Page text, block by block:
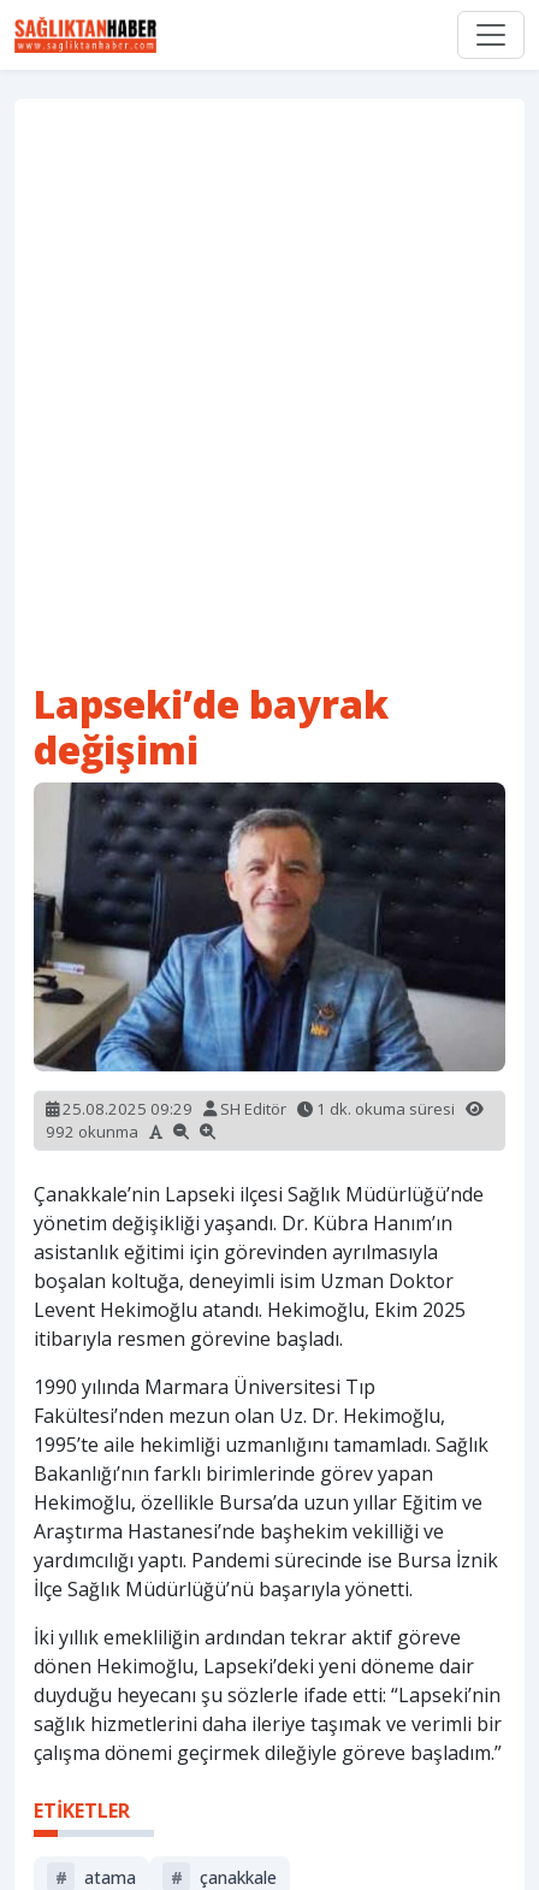
Lapseki’de bayrak
değişimi
25.08.2025 09:29 SH Editör
1 dk. okuma süresi
992 okunma
Çanakkale’nin Lapseki ilçesi Sağlık Müdürlüğü’nde
yönetim değişikliği yaşandı. Dr. Kübra Hanım’ın
asistanlık eğitimi için görevinden ayrılmasıyla
boşalan koltuğa, deneyimli isim Uzman Doktor
Levent Hekimoğlu atandı. Hekimoğlu, Ekim 2025
itibarıyla resmen görevine başladı.
1990 yılında Marmara Üniversitesi Tıp
Fakültesi’nden mezun olan Uz. Dr. Hekimoğlu,
1995’te aile hekimliği uzmanlığını tamamladı. Sağlık
Bakanlığı’nın farklı birimlerinde görev yapan
Hekimoğlu, özellikle Bursa’da uzun yıllar Eğitim ve
Araştırma Hastanesi’nde başhekim vekilliği ve
yardımcılığı yaptı. Pandemi sürecinde ise Bursa İznik
İlçe Sağlık Müdürlüğü’nü başarıyla yönetti.
İki yıllık emekliliğin ardından tekrar aktif göreve
dönen Hekimoğlu, Lapseki’deki yeni döneme dair
duyduğu heyecanı şu sözlerle ifade etti: “Lapseki’nin
sağlık hizmetlerini daha ileriye taşımak ve verimli bir
çalışma dönemi geçirmek dileğiyle göreve başladım.”
ETİKETLER
# atama #
çanakkale